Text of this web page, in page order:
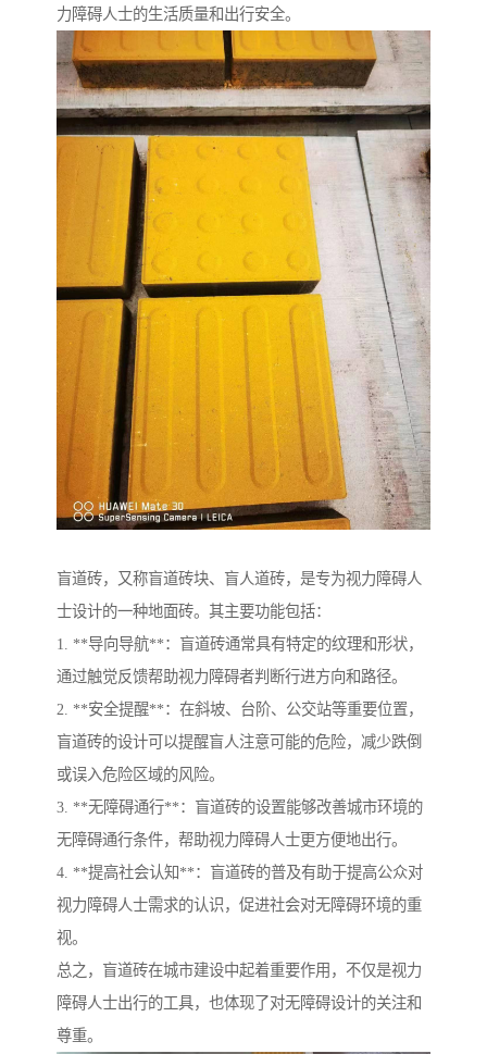
力障碍人士的生活质量和出行安全。
盲道砖，又称盲道砖块、盲人道砖，是专为视力障碍人
士设计的一种地面砖。其主要功能包括：
1. **导向导航**：盲道砖通常具有特定的纹理和形状，
通过触觉反馈帮助视力障碍者判断行进方向和路径。
2. **安全提醒**：在斜坡、台阶、公交站等重要位置，
盲道砖的设计可以提醒盲人注意可能的危险，减少跌倒
或误入危险区域的风险。
3. **无障碍通行**：盲道砖的设置能够改善城市环境的
无障碍通行条件，帮助视力障碍人士更方便地出行。
4. **提高社会认知**：盲道砖的普及有助于提高公众对
视力障碍人士需求的认识，促进社会对无障碍环境的重
视。
总之，盲道砖在城市建设中起着重要作用，不仅是视力
障碍人士出行的工具，也体现了对无障碍设计的关注和
尊重。